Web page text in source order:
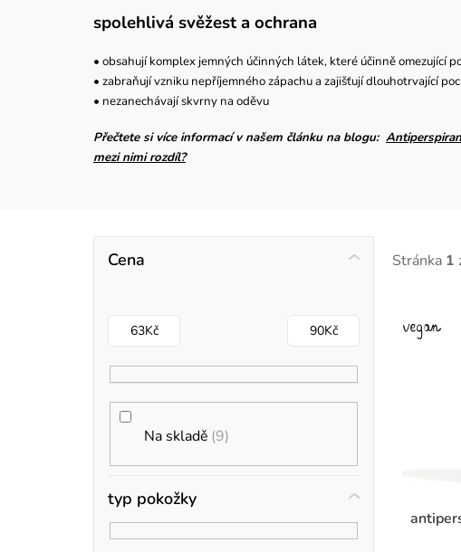
spolehlivá svěžest a ochrana
• obsahují komplex jemných účinných látek, které účinně omezující
• zabraňují vzniku nepříjemného zápachu a zajišťují dlouhotrvající
• nezanechávají skvrny na oděvu
Přečtete si více informací v našem článku na blogu:
mezi nimi rozdíl?
P
n
n
Cena
63Kč 90Kč
Na skladě 9
typ pokožky
Stránka 1
V